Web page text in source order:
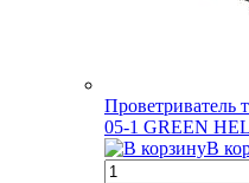
Проветриватель
05-1 GREEN
В